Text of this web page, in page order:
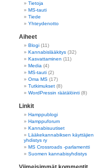
Tietoja
MS-tauti
Tiede
Yhteydenotto
Aiheet
Blogi (11)
Kannabislääkitys (32)
Kasvattaminen (11)
Media (4)
MS-tauti (2)
Oma MS (17)
Tutkimukset (8)
WordPressin räätälöinti (8)
Linkit
Hamppublogi
Hamppuforum
Kannabisuutiset
Lääkekannabiksen käyttäjien
yhdistys ry
MS Crossroads -parlamentti
Suomen kannabisyhdistys